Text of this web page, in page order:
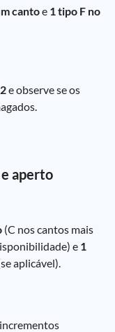
cantoe 1 tipo F no
e observe se os
aperto
(C nos cantos mais
e 1
aplicável).